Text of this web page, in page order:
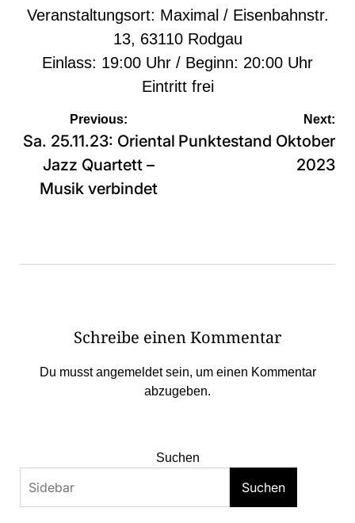
Veranstaltungsort: Maximal / Eisenbahnstr.
13, 63110 Rodgau
Einlass: 19:00 Uhr / Beginn: 20:00 Uhr
Eintritt frei
Beitragsnavigation
Previous:
Sa. 25.11.23: Oriental
Jazz Quartett –
Musik verbindet
Next:
Punktestand Oktober
2023
Schreibe einen Kommentar
Du musstangemeldetsein, um einen Kommentar
abzugeben.
Suchen
Suchen